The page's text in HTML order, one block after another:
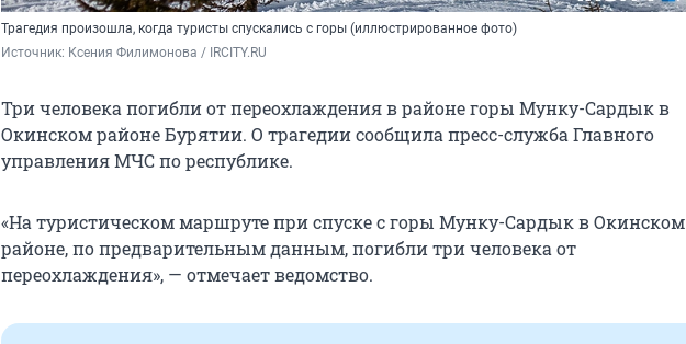
Трагедия произошла, когда туристы спускались с горы (иллюстрированное фото)
Источник: Ксения Филимонова / IRCITY.RU
Три человека погибли от переохлаждения в районе горы Мунку-Сардык в
Окинском районе Бурятии. О трагедии сообщила пресс-служба Главного
управления МЧС по республике.
«На туристическом маршруте при спуске с горы Мунку-Сардык в Окинском
районе, по предварительным данным, погибли три человека от
переохлаждения», — отмечает ведомство.